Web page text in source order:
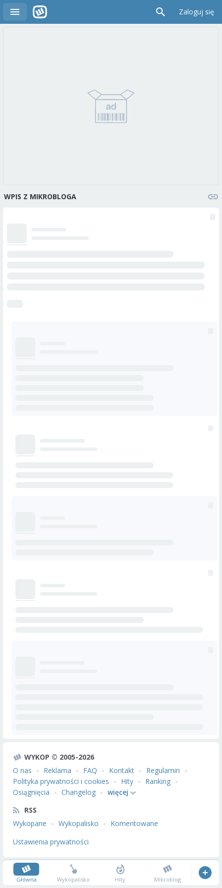
Zaloguj się
WPIS Z MIKROBLOGA
WYKOP © 2005-2026
O nas
Reklama FAQ Kontakt
Regulamin
Polityka prywatności i cookies
Hity
Ranking
Osiągnięcia
Changelog
więcej
RSS
Wykopane
Wykopalisko
Komentowane
Ustawienia prywatności
Główna Wykopalisko Hity Mikroblog